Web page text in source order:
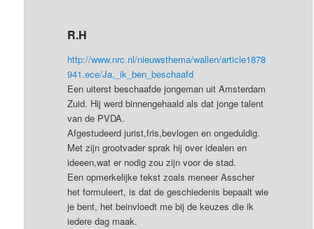
R.H
http://www.nrc.nl/nieuwsthema/wallen/article1878
941.ece/Ja,_ik_ben_beschaafd
Een uiterst beschaafde jongeman uit Amsterdam
Zuid. Hij werd binnengehaald als dat jonge talent
van de PVDA.
Afgestudeerd jurist,fris,bevlogen en ongeduldig.
Met zijn grootvader sprak hij over idealen en
ideeen,wat er nodig zou zijn voor de stad.
Een opmerkelijke tekst zoals meneer Asscher
het formuleert, is dat de geschiedenis bepaalt wie
je bent, het beinvloedt me bij de keuzes die ik
iedere dag maak.